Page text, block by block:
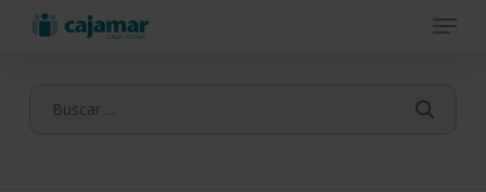
Menu